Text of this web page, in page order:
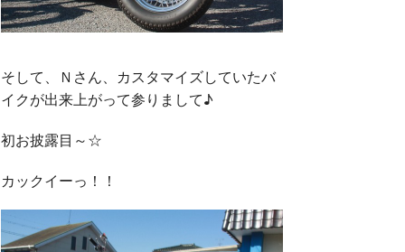
そして、Ｎさん、カスタマイズしていたバ
イクが出来上がって参りまして♪
初お披露目～☆
カックイーっ！！